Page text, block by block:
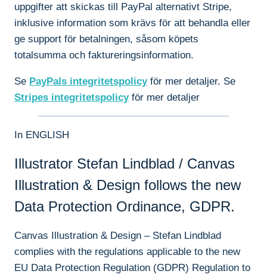
uppgifter att skickas till PayPal alternativt Stripe,
inklusive information som krävs för att behandla eller
ge support för betalningen, såsom köpets
totalsumma och faktureringsinformation.
Se PayPals integritetspolicyför mer detaljer. Se
Stripes integritetspolicyför mer detaljer
In ENGLISH
Illustrator Stefan Lindblad / Canvas
Illustration & Design follows the new
Data Protection Ordinance, GDPR.
Canvas Illustration & Design – Stefan Lindblad
complies with the regulations applicable to the new
EU Data Protection Regulation (GDPR) Regulation to